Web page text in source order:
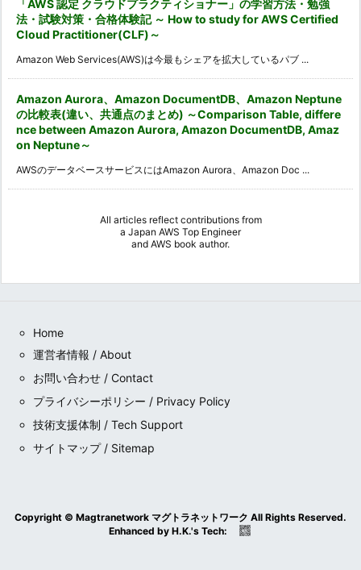
「AWS 認定 クラウドプラクティショナー」の学習方法・勉強
法・試験対策・合格体験記 ～ How to study for AWS Certified
Cloud Practitioner(CLF)～
Amazon Web Services(AWS)は今最もシェアを拡大しているパブ ...
Amazon Aurora、Amazon DocumentDB、Amazon Neptune
の比較表(違い、共通点のまとめ) ～Comparison Table, differe
nce between Amazon Aurora, Amazon DocumentDB, Amaz
on Neptune～
AWSのデータベースサービスにはAmazon Aurora、Amazon Doc ...
All articles reflect contributions from
a Japan AWS Top Engineer
and AWS book author.
Home
運営者情報 / About
お問い合わせ / Contact
プライバシーポリシー / Privacy Policy
技術支援体制 / Tech Support
サイトマップ / Sitemap
Copyright © Magtranetwork マグトラネットワーク All Rights Reserved.
Enhanced by H.K.'s Tech: